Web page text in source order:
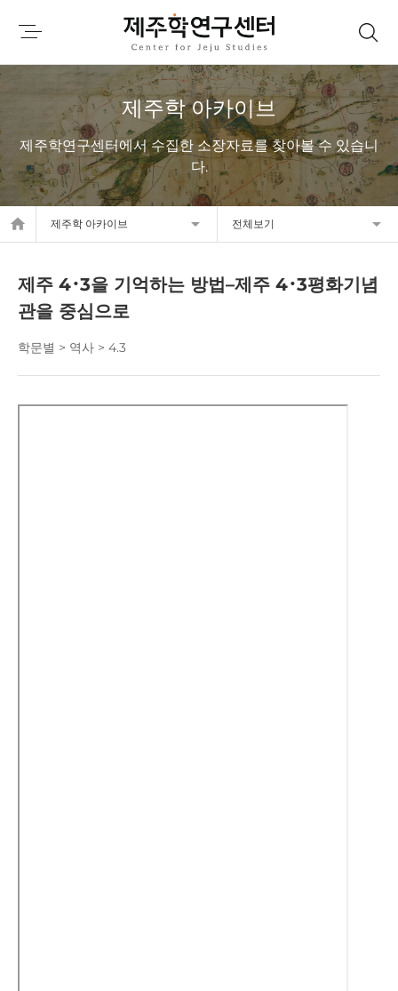
제주학 아카이브
제주학연구센터에서 수집한 소장자료를 찾아볼 수 있습니
다.
home 제주학 아카이브 전체보기
제주 4･3을 기억하는 방법–제주 4･3평화기념
관을 중심으로
학문별 > 역사 > 4.3